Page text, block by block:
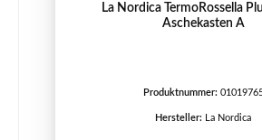
La Nordica TermoRossella
Aschekasten A
Produktnummer:
Hersteller: La Nordica